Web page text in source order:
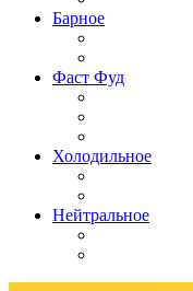
Барное
Фаст Фуд
Холодильное
Нейтральное